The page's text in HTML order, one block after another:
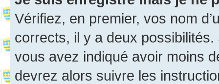
Vérifiez, en premier, vos nom
corrects, il y a deux
vous avez indiqué avoir moins
devrez alors suivre les